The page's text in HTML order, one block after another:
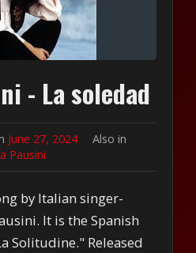
- La soledad
June 27, 2024
Also in
Pausini
by Italian singer-
It is the Spanish
Solitudine." Released